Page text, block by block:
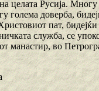
Русија. Многу
голема доверба,
пат,
служба, се
манастир, во